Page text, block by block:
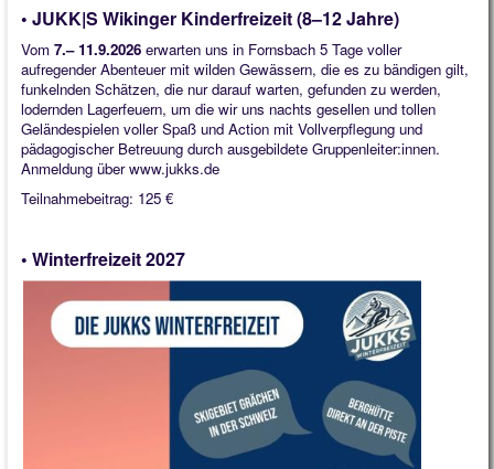
• JUKK|S Wikinger Kinderfreizeit (8–12 Jahre)
Vom 7.– 11.9.2026 erwarten uns in Fornsbach 5 Tage voller
aufregender Abenteuer mit wilden Gewässern, die es zu bändigen gilt,
funkelnden Schätzen, die nur darauf warten, gefunden zu werden,
lodernden Lagerfeuern, um die wir uns nachts gesellen und tollen
Geländespielen voller Spaß und Action mit Vollverpflegung und
pädagogischer Betreuung durch ausgebildete Gruppenleiter:innen.
Anmeldung über www.jukks.de
Teilnahmebeitrag: 125 €
• Winterfreizeit 2027